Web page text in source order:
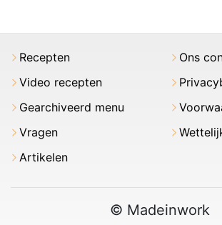
Recepten
Video recepten
Gearchiveerd menu
Vragen
Artikelen
Ons
© Madeinwork